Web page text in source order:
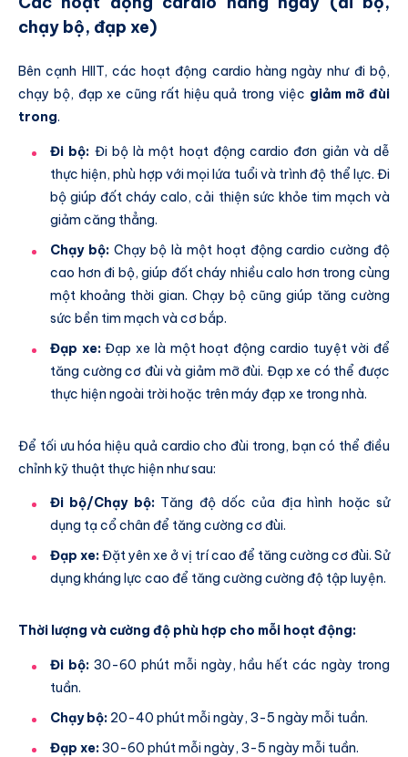
chạy bộ, đạp xe)
Bên cạnh HIIT, các hoạt động cardio hàng ngày như đi bộ,
chạy bộ, đạp xe cũng rất hiệu quả trong việc giảm mỡ đùi
trong.
Đi bộ: Đi bộ là một hoạt động cardio đơn giản và dễ
thực hiện, phù hợp với mọi lứa tuổi và trình độ thể lực. Đi
bộ giúp đốt cháy calo, cải thiện sức khỏe tim mạch và
giảm căng thẳng.
Chạy bộ:Chạy bộ là một hoạt động cardio cường độ
cao hơn đi bộ, giúp đốt cháy nhiều calo hơn trong cùng
một khoảng thời gian. Chạy bộ cũng giúp tăng cường
sức bền tim mạch và cơ bắp.
Đạp xe:Đạp xe là một hoạt động cardio tuyệt vời để
tăng cường cơ đùi và giảm mỡ đùi. Đạp xe có thể được
thực hiện ngoài trời hoặc trên máy đạp xe trong nhà.
Để tối ưu hóa hiệu quả cardio cho đùi trong, bạn có thể điều
chỉnh kỹ thuật thực hiện như sau:
Đi bộ/Chạy bộ:Tăng độ dốc của địa hình hoặc sử
dụng tạ cổ chân để tăng cường cơ đùi.
Đạp xe:Đặt yên xe ở vị trí cao để tăng cường cơ đùi. Sử
dụng kháng lực cao để tăng cường cường độ tập luyện.
Thời lượng và cường độ phù hợp cho mỗi hoạt động:
Đi bộ:30-60 phút mỗi ngày, hầu hết các ngày trong
tuần.
Chạy bộ: 20-40 phút mỗi ngày, 3-5 ngày mỗi tuần.
Đạp xe:30-60 phút mỗi ngày, 3-5 ngày mỗi tuần.